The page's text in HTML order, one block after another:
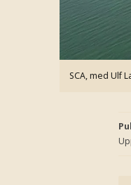
SCA, med Ulf